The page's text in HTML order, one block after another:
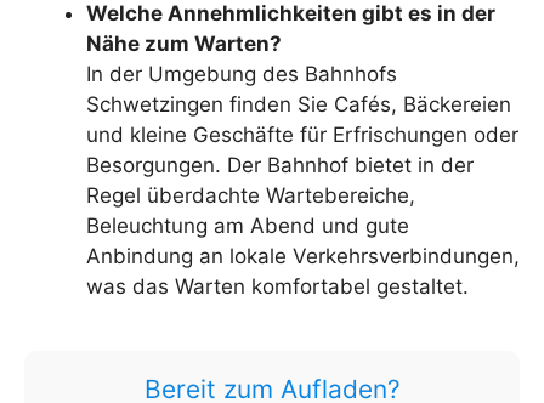
Welche Annehmlichkeiten gibt es in der
Nähe zum Warten?
In der Umgebung des Bahnhofs
Schwetzingen finden Sie Cafés, Bäckereien
und kleine Geschäfte für Erfrischungen oder
Besorgungen. Der Bahnhof bietet in der
Regel überdachte Wartebereiche,
Beleuchtung am Abend und gute
Anbindung an lokale Verkehrsverbindungen,
was das Warten komfortabel gestaltet.
Bereit zum Aufladen?